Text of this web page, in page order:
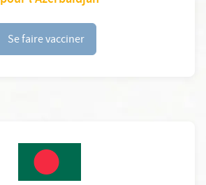
Se faire vacciner